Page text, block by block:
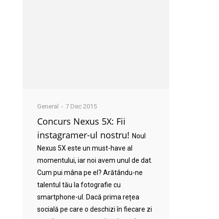
General 7 Dec 2015
Concurs Nexus 5X: Fii
instagramer-ul nostru! Noul
Nexus 5X este un must-have al
momentului, iar noi avem unul de dat.
Cum pui mâna pe el? Arătându-ne
talentul tău la fotografie cu
smartphone-ul. Dacă prima rețea
socială pe care o deschizi în fiecare zi